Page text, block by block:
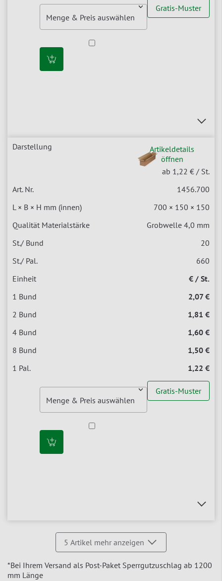
Gratis-Muster
Artikeldetails
öffnen
ab 1,22 € / St.
1456.700
700 × 150 × 150
Grobwelle 4,0 mm
20
660
€ / St.
2,07 €
1,81 €
1,60 €
1,50 €
1,22 €
Gratis-Muster
5 Artikel mehr anzeigen
*Bei Ihrem Versand als Post-Paket Sperrgutzuschlag ab 1200
mm Länge